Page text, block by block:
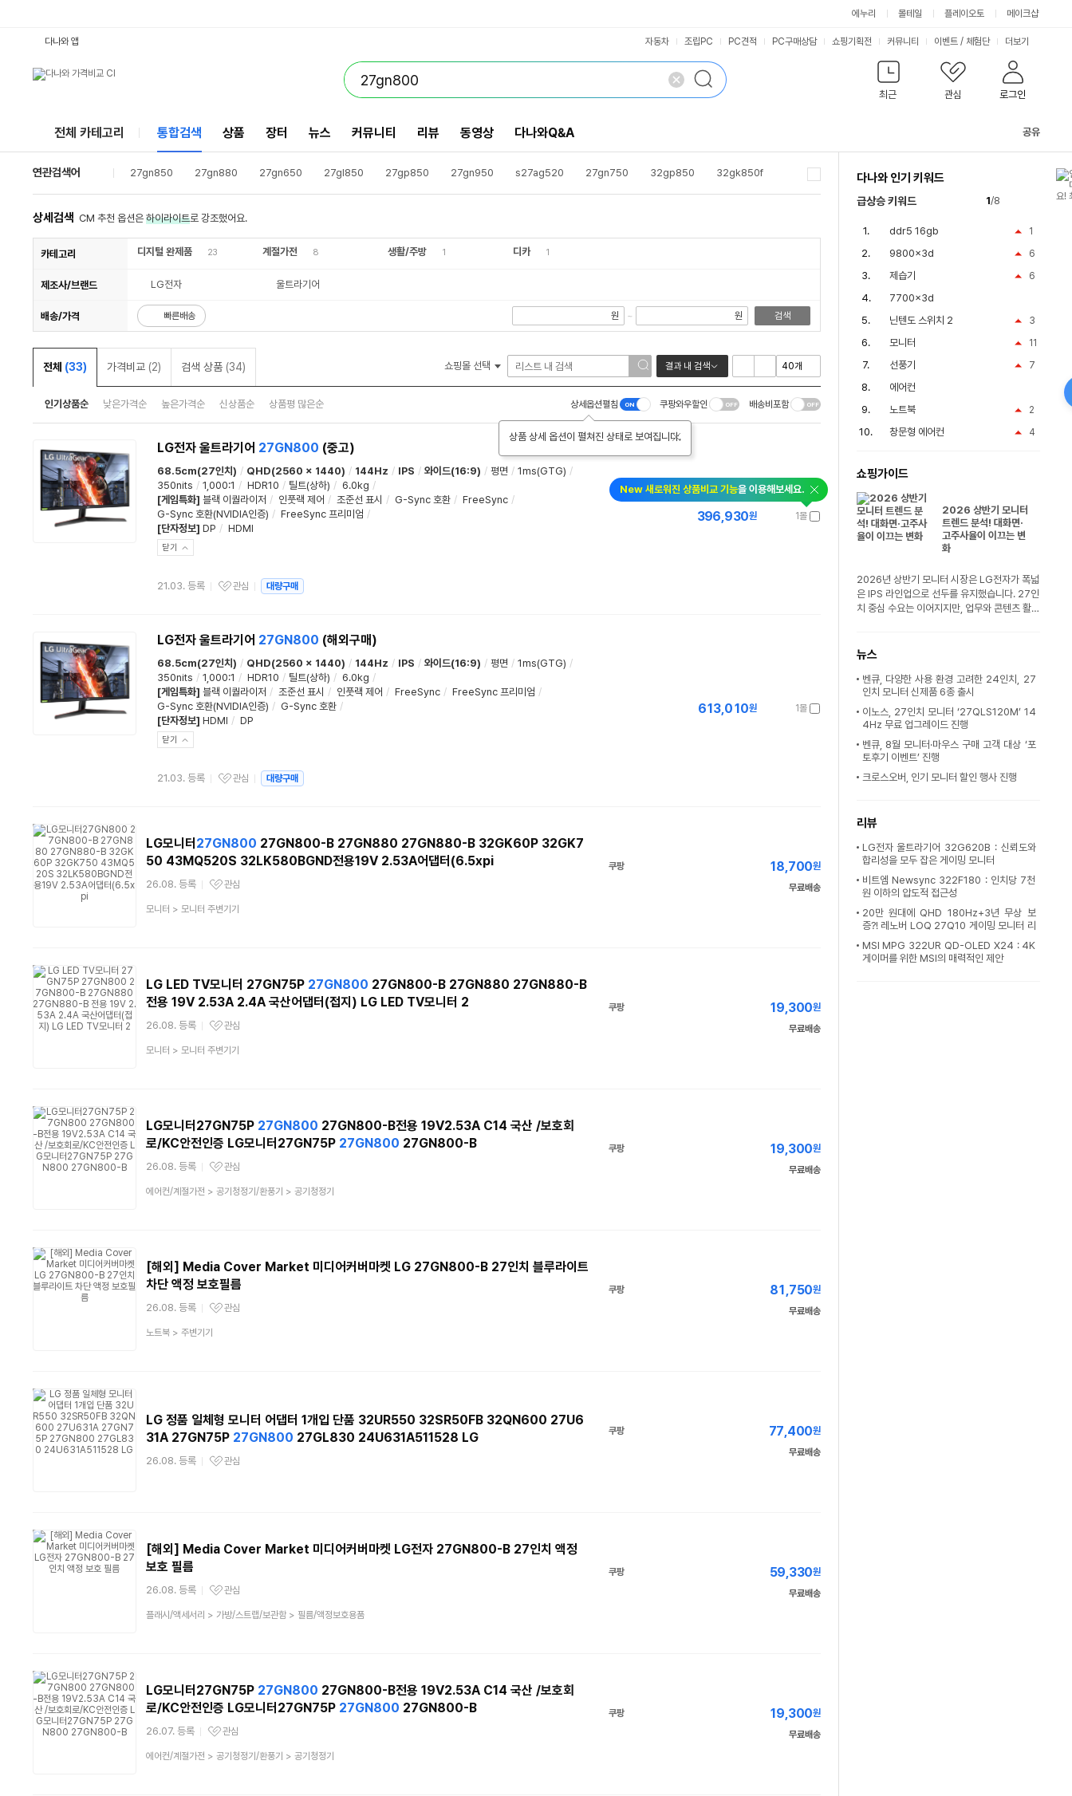
에누리 몰테일 플레이오토 메이크샵
최근 관심 로그인
다나와 앱 자동차 조립PC PC견적 PC구매상담 쇼핑기획전 커뮤니티 이벤트 / 체험단 더보기
전체 카테고리 통합검색 상품 장터 뉴스 커뮤니티 리뷰 동영상 다나와Q&A 공유
연관검색어 27gn850 27gn880 27gn650 27gl850 27gp850 27gn950 s27ag520 27gn750 32gp850
32gk850f
27qn880
오딧세이g5 lg27gl850 x27q 24gn650 24gn600 32gn650 오디세이g5
lg전자울트라기어27gp850
27gp750
상세검색 CM 추천 옵션은 하이라이트로 강조했어요.
카테고리 디지털 완제품 23 계절가전 8 생활/주방 1 디카 1
제조사/브랜드 LG전자 울트라기어
배송/가격 빠른배송 원 ~ 원 검색
전체 (33) 가격비교 (2) 검색 상품 (34) 쇼핑몰 선택 결과 내 검색
인기상품순 낮은가격순 높은가격순 신상품순 상품평 많은순 상세옵션펼침
상품 상세 옵션이 펼쳐진 상태로 보여집니다.
쿠팡와우할인 배송비포함
LG전자 울트라기어 27GN800 (중고)
68.5cm(27인치) / QHD(2560 x 1440) / 144Hz / IPS / 와이드(16:9) / 평면 / 1ms(GTG) /
350nits / 1,000:1 / HDR10 / 틸트(상하) / 6.0kg /
[게임특화] 블랙 이퀄라이저 / 인풋랙 제어 / 조준선 표시 / G-Sync 호환 / FreeSync /
G-Sync 호환(NVIDIA인증) / FreeSync 프리미엄 /
[단자정보] DP / HDMI
닫기
21.03. 등록
관심상품
관심 대량구매
New 새로워진 상품비교 기능을 이용해보세요.
1몰
396,930원
LG전자 울트라기어 27GN800 (해외구매)
68.5cm(27인치) / QHD(2560 x 1440) / 144Hz / IPS / 와이드(16:9) / 평면 / 1ms(GTG) /
350nits / 1,000:1 / HDR10 / 틸트(상하) / 6.0kg /
[게임특화] 블랙 이퀄라이저 / 조준선 표시 / 인풋랙 제어 / FreeSync / FreeSync 프리미엄 /
G-Sync 호환(NVIDIA인증) / G-Sync 호환 /
[단자정보] HDMI / DP
닫기
21.03. 등록
관심상품
관심 대량구매
1몰
613,010원
LG모니터 27GN800 27GN800-B 27GN880 27GN880-B 32GK60P 32GK7
50 43MQ520S 32LK580BGND전용19V 2.53A어댑터(6.5xpi
26.08. 등록
관심상품
관심
상
모니터 > 모니터 주변기기
쿠팡 18,700원
무료배송
LG LED TV모니터 27GN75P 27GN800 27GN800-B 27GN880 27GN880-B
전용 19V 2.53A 2.4A 국산어댑터(접지) LG LED TV모니터 2
26.08. 등록
관심상품
관심
상
모니터 > 모니터 주변기기
쿠팡 19,300원
무료배송
LG모니터27GN75P 27GN800 27GN800-B전용 19V2.53A C14 국산 /보호회
로/KC안전인증 LG모니터27GN75P 27GN800 27GN800-B
26.08. 등록
관심상품
관심
상
에어컨/계절가전 > 공기청정기/환풍기 > 공기청정기
쿠팡 19,300원
무료배송
[해외] Media Cover Market 미디어커버마켓 LG 27GN800-B 27인치 블루라이트
차단 액정 보호필름
26.08. 등록
관심상품
관심
상
노트북> 주변기기
쿠팡 81,750원
무료배송
LG 정품 일체형 모니터 어댑터 1개입 단품 32UR550 32SR50FB 32QN600 27U6
31A 27GN75P 27GN800 27GL830 24U631A511528 LG
26.08. 등록
관심상품
관심
쿠팡 77,400원
무료배송
[해외] Media Cover Market 미디어커버마켓 LG전자 27GN800-B 27인치 액정
보호 필름
26.08. 등록
관심상품
관심
상
플래시/액세서리 > 가방/스트랩/보관함> 필름/액정보호용품
쿠팡 59,330원
무료배송
LG모니터27GN75P 27GN800 27GN800-B전용 19V2.53A C14 국산 /보호회
로/KC안전인증 LG모니터27GN75P 27GN800 27GN800-B
26.07. 등록
관심상품
관심
상
에어컨/계절가전 > 공기청정기/환풍기 > 공기청정기
쿠팡 19,300원
무료배송
다나와 인기 키워드
급상승 키워드 1/8
1
ddr5 16gb
6
9800x3d
6
제습기
7700x3d
3
닌텐도 스위치 2
11
모니터
7
선풍기
에어컨
2
노트북
4
창문형 에어컨
쇼핑가이드
2026 상반기 모니터
트렌드 분석! 대화면·
고주사율이 이끄는 변
화
2026년 상반기 모니터 시장은 LG전자가 폭넓
은 IPS 라인업으로 선두를 유지했습니다. 27인
치 중심 수요는 이어지지만, 업무와 콘텐츠 활
뉴스
벤큐, 다양한 사용 환경 고려한 24인치, 27
인치 모니터 신제품 6종 출시
이노스, 27인치 모니터 ‘27QLS120M’ 14
4Hz 무료 업그레이드 진행
벤큐, 8월 모니터·마우스 구매 고객 대상 ‘포
토후기 이벤트’ 진행
크로스오버, 인기 모니터 할인 행사 진행
리뷰
LG전자 울트라기어 32G620B : 신뢰도와
합리성을 모두 잡은 게이밍 모니터
비트엠 Newsync 322F180 : 인치당 7천
원 이하의 압도적 접근성
20만 원대에 QHD 180Hz+3년 무상 보
증?! 레노버 LOQ 27Q10 게이밍 모니터 리
MSI MPG 322UR QD-OLED X24 : 4K
게이머를 위한 MSI의 매력적인 제안